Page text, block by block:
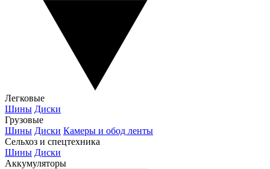
Легковые
Шины Диски
Грузовые
Шины Диски Камеры и обод ленты
Сельхоз и спецтехника
Шины Диски
Аккумуляторы